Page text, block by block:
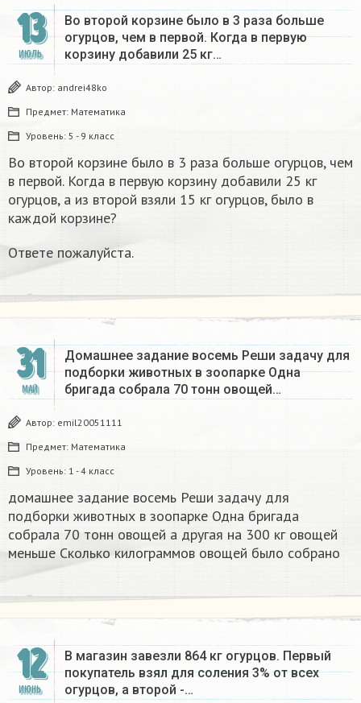
13
ИЮЛЬ
Во второй корзине было в 3 раза больше
огурцов, чем в первой. Когда в первую
корзину добавили 25 кг…
Автор: andrei48ko
Предмет: Математика
Уровень: 5 - 9 класс
Во второй корзине было в 3 раза больше огурцов, чем
в первой. Когда в первую корзину добавили 25 кг
огурцов, а из второй взяли 15 кг огурцов, было в
каждой корзине?
Ответе пожалуйста.
31
МАЙ
Домашнее задание восемь Реши задачу для
подборки животных в зоопарке Одна
бригада собрала 70 тонн овощей…
Автор: emil20051111
Предмет: Математика
Уровень: 1 - 4 класс
домашнее задание восемь Реши задачу для
подборки животных в зоопарке Одна бригада
собрала 70 тонн овощей а другая на 300 кг овощей
меньше Сколько килограммов овощей было собрано​
12
ИЮНЬ
В магазин завезли 864 кг огурцов. Первый
покупатель взял для соления 3% от всех
огурцов, а второй -…